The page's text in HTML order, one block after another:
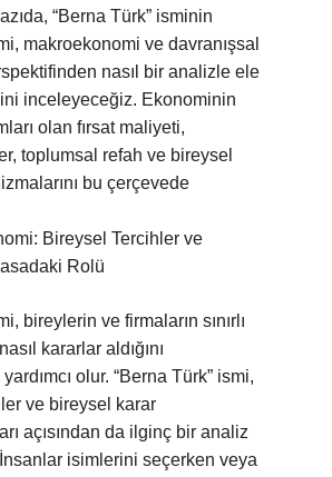
“Berna Türk” isminin
makroekonomi ve davranışsal
nasıl bir analizle ele
inceleyeceğiz. Ekonominin
olan fırsat maliyeti,
toplumsal refah ve bireysel
bu çerçevede
Bireysel Tercihler ve
Rolü
bireylerin ve firmaların sınırlı
kararlar aldığını
olur. “Berna Türk” ismi,
ve bireysel karar
açısından da ilginç bir analiz
isimlerini seçerken veya